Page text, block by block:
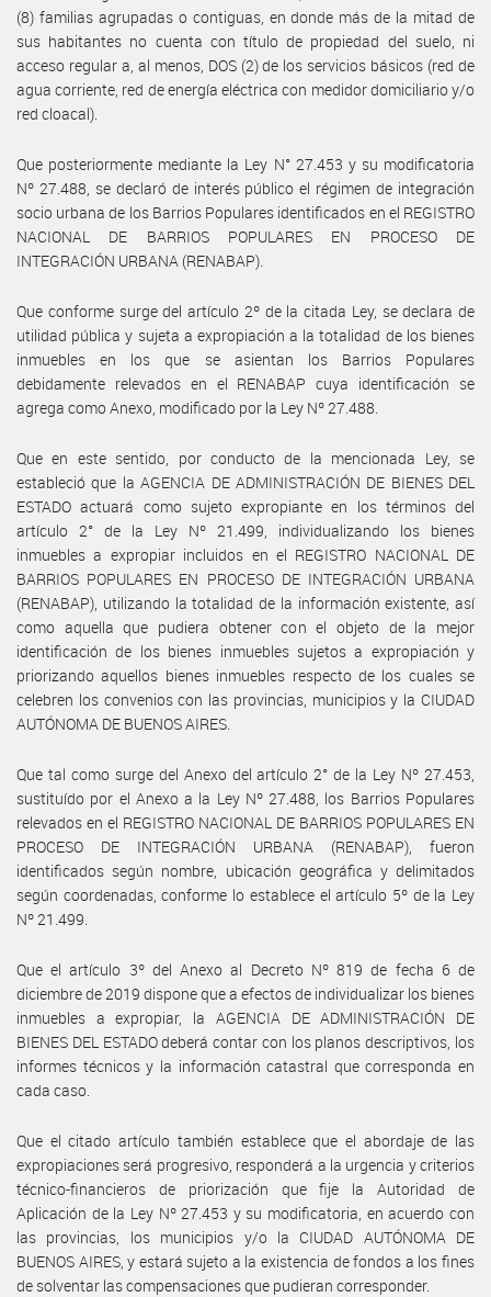
(8) familias agrupadas o contiguas, en donde más de la mitad de
sus habitantes no cuenta con título de propiedad del suelo, ni
acceso regular a, al menos, DOS (2) de los servicios básicos (red de
agua corriente, red de energía eléctrica con medidor domiciliario y/o
red cloacal).
Que posteriormente mediante la Ley N° 27.453 y su modificatoria
Nº 27.488, se declaró de interés público el régimen de integración
socio urbana de los Barrios Populares identificados en el REGISTRO
NACIONAL DE BARRIOS POPULARES EN PROCESO DE
INTEGRACIÓN URBANA (RENABAP).
Que conforme surge del artículo 2º de la citada Ley, se declara de
utilidad pública y sujeta a expropiación a la totalidad de los bienes
inmuebles en los que se asientan los Barrios Populares
debidamente relevados en el RENABAP cuya identificación se
agrega como Anexo, modificado por la Ley Nº 27.488.
Que en este sentido, por conducto de la mencionada Ley, se
estableció que la AGENCIA DE ADMINISTRACIÓN DE BIENES DEL
ESTADO actuará como sujeto expropiante en los términos del
artículo 2° de la Ley Nº 21.499, individualizando los bienes
inmuebles a expropiar incluidos en el REGISTRO NACIONAL DE
BARRIOS POPULARES EN PROCESO DE INTEGRACIÓN URBANA
(RENABAP), utilizando la totalidad de la información existente, así
como aquella que pudiera obtener con el objeto de la mejor
identificación de los bienes inmuebles sujetos a expropiación y
priorizando aquellos bienes inmuebles respecto de los cuales se
celebren los convenios con las provincias, municipios y la CIUDAD
AUTÓNOMA DE BUENOS AIRES.
Que tal como surge del Anexo del artículo 2° de la Ley Nº 27.453,
sustituído por el Anexo a la Ley Nº 27.488, los Barrios Populares
relevados en el REGISTRO NACIONAL DE BARRIOS POPULARES EN
PROCESO DE INTEGRACIÓN URBANA (RENABAP), fueron
identificados según nombre, ubicación geográfica y delimitados
según coordenadas, conforme lo establece el artículo 5º de la Ley
Nº 21.499.
Que el artículo 3º del Anexo al Decreto Nº 819 de fecha 6 de
diciembre de 2019 dispone que a efectos de individualizar los bienes
inmuebles a expropiar, la AGENCIA DE ADMINISTRACIÓN DE
BIENES DEL ESTADO deberá contar con los planos descriptivos, los
informes técnicos y la información catastral que corresponda en
cada caso.
Que el citado artículo también establece que el abordaje de las
expropiaciones será progresivo, responderá a la urgencia y criterios
técnico-financieros de priorización que fije la Autoridad de
Aplicación de la Ley Nº 27.453 y su modificatoria, en acuerdo con
las provincias, los municipios y/o la CIUDAD AUTÓNOMA DE
BUENOS AIRES, y estará sujeto a la existencia de fondos a los fines
de solventar las compensaciones que pudieran corresponder.